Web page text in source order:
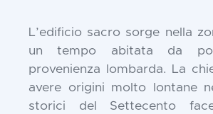
L’edificio sacro sorge nella
un tempo abitata da
provenienza lombarda. La
avere origini molto lontane
storici del Settecento